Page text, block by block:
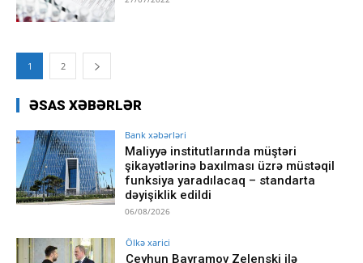
1 2
ƏSAS XƏBƏRLƏR
Bank xəbərləri
Maliyyə institutlarında müştəri
şikayətlərinə baxılması üzrə müstəqil
funksiya yaradılacaq – standarta
dəyişiklik edildi
06/08/2026
Ölkə xarici
Ceyhun Bayramov Zelenski ilə